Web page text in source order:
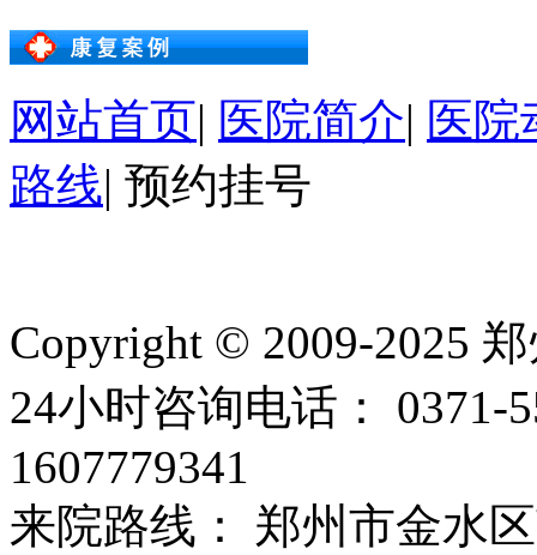
网站首页| 医院简介| 医院
路线| 预约挂号
Copyright © 2009-2025
24小时咨询电话：
1607779341
来院路线： 郑州市金水